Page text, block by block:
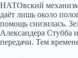
НАТОвский механизм
даёт лишь около
помощь снизилась.
Александера Стубба
передачи. Тем